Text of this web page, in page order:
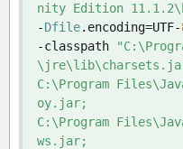
nity Edition
-Dfile. encoding=UTF-
-classpath
C:\Program
oy.jar;
C:\Program
ws.jar;